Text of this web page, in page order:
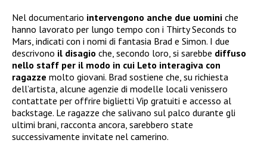
Nel documentario intervengono anche due uomini che
hanno lavorato per lungo tempo con i Thirty Seconds to
Mars, indicati con i nomi di fantasia Brad e Simon. I due
descrivono il disagio che, secondo loro, si sarebbe diffuso
nello staff per il modo in cui Leto interagiva con
ragazze molto giovani. Brad sostiene che, su richiesta
dell’artista, alcune agenzie di modelle locali venissero
contattate per offrire biglietti Vip gratuiti e accesso al
backstage. Le ragazze che salivano sul palco durante gli
ultimi brani, racconta ancora, sarebbero state
successivamente invitate nel camerino.